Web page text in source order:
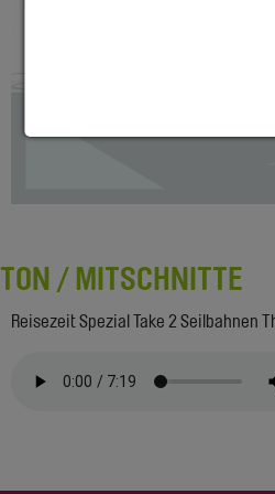
TON / MITSCHNITTE
Reisezeit Spezial Take 2 Seilbahnen